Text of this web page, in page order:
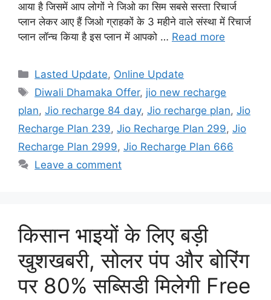
आया है जिसमें आप लोगों ने जिओ का सिम सबसे सस्ता रिचार्ज
प्लान लेकर आए हैं जिओ ग्राहकों के 3 महीने वाले संस्था में रिचार्ज
प्लान लॉन्च किया है इस प्लान में आपको … Read more
Categories
Lasted Update, Online Update
Tags
Diwali Dhamaka Offer, jio new recharge
plan, Jio recharge 84 day, Jio recharge plan, Jio
Recharge Plan 239, Jio Recharge Plan 299, Jio
Recharge Plan 2999, Jio Recharge Plan 666
Leave a comment
किसान भाइयों के लिए बड़ी
खुशखबरी, सोलर पंप और बोरिंग
पर 80% सब्सिडी मिलेगी Free